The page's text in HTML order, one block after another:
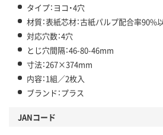
タイプ：ヨコ・4穴
材質：表紙芯材：古紙パルプ配合率90%
対応穴数：4穴
とじ穴間隔：46-80-46mm
寸法：267×374mm
内容：1組／2枚入
ブランド：プラス
JANコード